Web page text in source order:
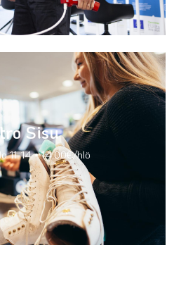
Sisu
11-14 • 14,00€/hlö